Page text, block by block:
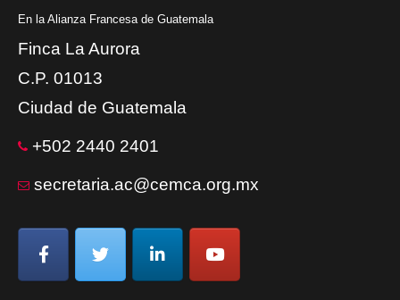
En la Alianza Francesa de Guatemala
Finca La Aurora
C.P. 01013
Ciudad de Guatemala
+502 2440 2401
secretaria.ac@cemca.org.mx